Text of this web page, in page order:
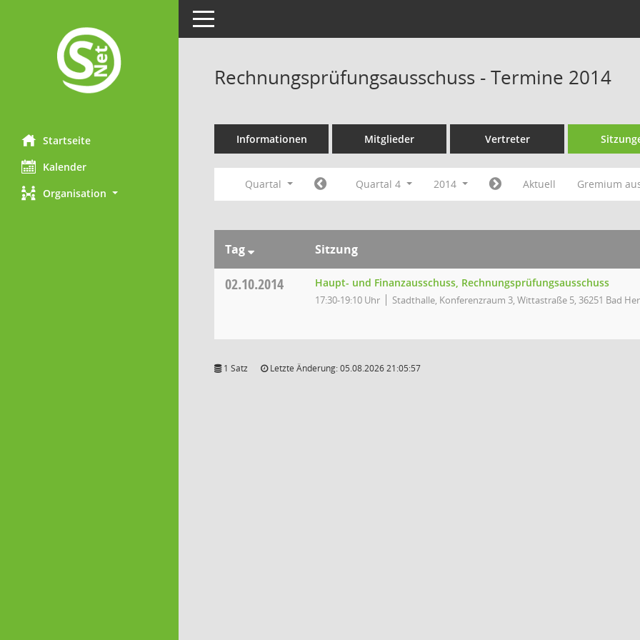
Startseite
Kalender
Organisation
Toggle navigation
Rechnungsprüfungsausschuss - Termine 2014
Informationen Mitglieder Vertreter
Quartal Quartal 4 2014 Aktuell Gremium
Tag Sitzung
02.10.2014 Haupt- und Finanzausschuss, Rechnungsprüfungsausschuss
17:30-19:10 Uhr Stadthalle, Konferenzraum 3, Wittastraße 5, 36251 Bad
1 Satz Letzte Änderung: 05.08.2026 21:05:57